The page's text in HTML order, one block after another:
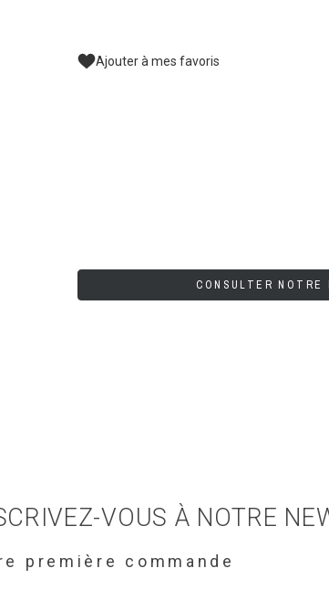
Ajouter à mes favoris
CONSULTER NOTRE
VOUS À NOTRE
première commande